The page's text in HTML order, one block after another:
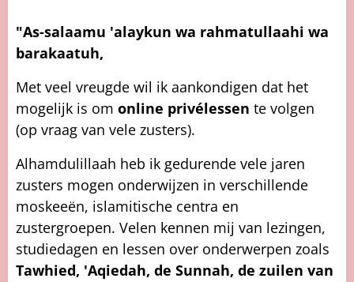
"As-salaamu 'alaykun wa rahmatullaahi wa
barakaatuh,
Met veel vreugde wil ik aankondigen dat het
mogelijk is om online privélessen te volgen
(op vraag van vele zusters).
Alhamdulillaah heb ik gedurende vele jaren
zusters mogen onderwijzen in verschillende
moskeeën, islamitische centra en
zustergroepen. Velen kennen mij van lezingen,
studiedagen en lessen over onderwerpen zoals
Tawhied, 'Aqiedah, de Sunnah, de zuilen van